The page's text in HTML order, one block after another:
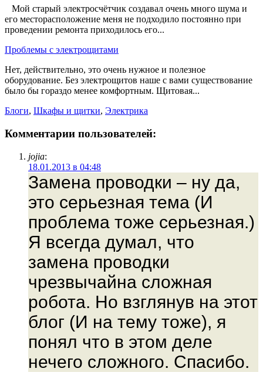
Мой старый электросчётчик создавал очень много шума и
его месторасположение меня не подходило постоянно при
проведении ремонта приходилось его...
Проблемы с электрощитами
Нет, действительно, это очень нужное и полезное
оборудование. Без электрощитов наше с вами существование
было бы гораздо менее комфортным. Щитовая...
Блоги, Шкафы и щитки, Электрика
Комментарии пользователей:
jojia:
18.01.2013 в 04:48
Замена проводки – ну да,
это серьезная тема (И
проблема тоже серьезная.)
Я всегда думал, что
замена проводки
чрезвычайна сложная
робота. Но взглянув на этот
блог (И на тему тоже), я
понял что в этом деле
нечего сложного. Спасибо.